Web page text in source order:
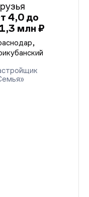
4,0 до
млн ₽